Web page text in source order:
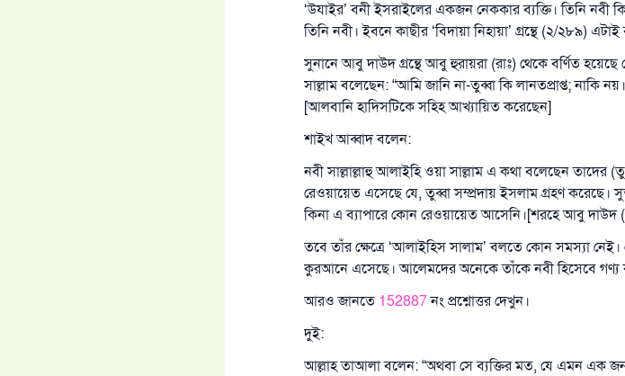
‘উযাইর’ বনী ইসরাইলের একজন নেককার ব্যক্তি। তিনি নবী
তিনি নবী। ইবনে কাছীর ‘বিদায়া নিহায়া’ গ্রন্থে (২/২৮৯)
সুনানে আবু দাউদ গ্রন্থে আবু হুরায়রা (রাঃ) থেকে বর্ণিত হয়েছে
সাল্লাম বলেছেন: “আমি জানি না-তুব্বা কি লানতপ্রাপ্ত; নাকি
[আলবানি হাদিসটিকে সহিহ আখ্যায়িত করেছেন]
শাইখ আব্বাদ বলেন:
নবী সাল্লাল্লাহু আলাইহি ওয়া সাল্লাম এ কথা বলেছেন তাদের
রেওয়ায়েত এসেছে যে, তুব্বা সম্প্রদায় ইসলাম গ্রহণ করেছে।
কিনা এ ব্যাপারে কোন রেওয়ায়েত আসেনি।[শরহে আবু দাউদ
তবে তাঁর ক্ষেত্রে ‘আলাইহিস সালাম’ বলতে কোন সমস্যা
কুরআনে এসেছে। আলেমদের অনেকে তাঁকে নবী হিসেবে গণ্য
আরও জানতে 152887নং প্রশ্নোত্তর দেখুন।
দুই:
আল্লাহ তাআলা বলেন: “অথবা সে ব্যক্তির মত, যে এমন এক